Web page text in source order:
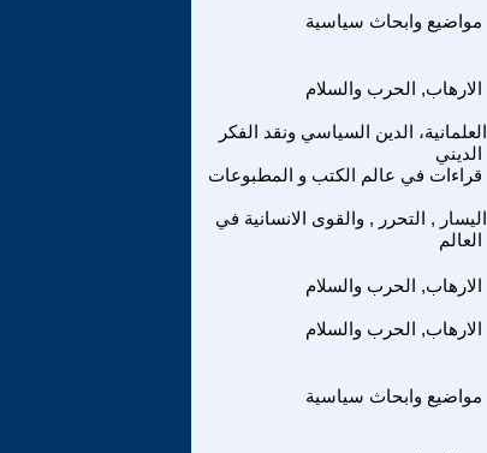
مواضيع وابحاث سياسية
الارهاب, الحرب والسلام
العلمانية، الدين السياسي ونقد الفكر
الديني
قراءات في عالم الكتب و المطبوعات
اليسار , التحرر , والقوى الانسانية في
العالم
الارهاب, الحرب والسلام
الارهاب, الحرب والسلام
مواضيع وابحاث سياسية